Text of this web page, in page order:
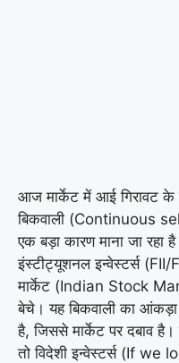
आज मार्केट में आई गिरावट के
बिकवाली (Continuous
एक बड़ा कारण माना जा रहा
इंस्टीट्यूशनल इन्वेस्टर्स
मार्केट (Indian Stock
बेचे। यह बिकवाली का
है, जिससे मार्केट पर दबाव
तो विदेशी इन्वेस्टर्स (If